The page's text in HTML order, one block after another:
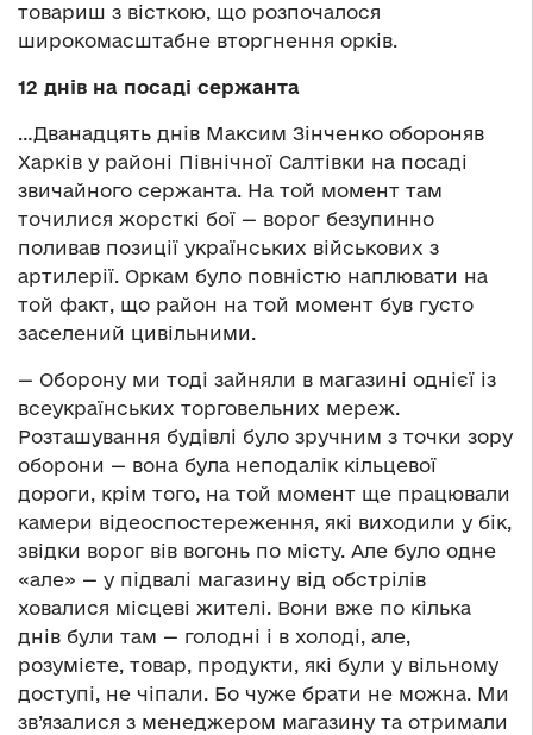
товариш з вісткою, що розпочалося
широкомасштабне вторгнення орків.
12 днів на посаді сержанта
…Дванадцять днів Максим Зінченко обороняв
Харків у районі Північної Салтівки на посаді
звичайного сержанта. На той момент там
точилися жорсткі бої — ворог безупинно
поливав позиції українських військових з
артилерії. Оркам було повністю наплювати на
той факт, що район на той момент був густо
заселений цивільними.
— Оборону ми тоді зайняли в магазині однієї із
всеукраїнських торговельних мереж.
Розташування будівлі було зручним з точки зору
оборони — вона була неподалік кільцевої
дороги, крім того, на той момент ще працювали
камери відеоспостереження, які виходили у бік,
звідки ворог вів вогонь по місту. Але було одне
«але» — у підвалі магазину від обстрілів
ховалися місцеві жителі. Вони вже по кілька
днів були там — голодні і в холоді, але,
розумієте, товар, продукти, які були у вільному
доступі, не чіпали. Бо чуже брати не можна. Ми
зв’язалися з менеджером магазину та отримали